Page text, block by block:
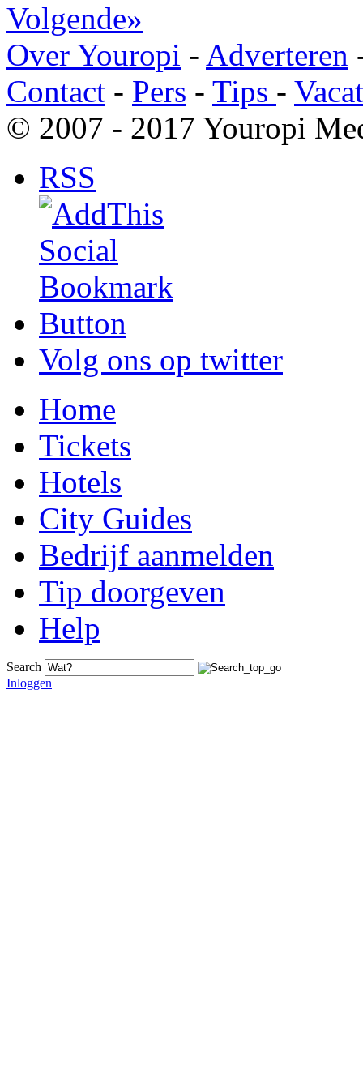
Volgende»
Over Youropi - Adverteren
Contact - Pers - Tips -
© 2007 - 2017 Youropi
RSS
Volg ons op twitter
Home
Tickets
Hotels
City Guides
Bedrijf aanmelden
Tip doorgeven
Help
Search
Inloggen